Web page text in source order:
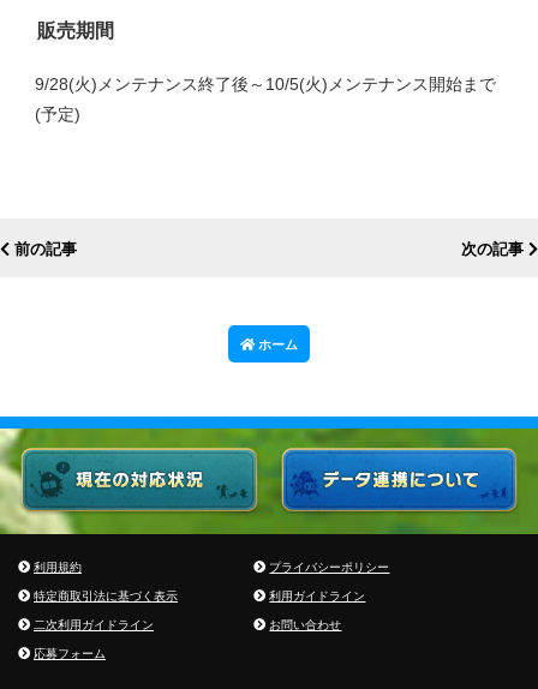
販売期間
9/28(火)メンテナンス終了後～10/5(火)メンテナンス開始まで
(予定)
前の記事 次の記事
ホーム
利用規約
プライバシーポリシー
特定商取引法に基づく表示
利用ガイドライン
二次利用ガイドライン
お問い合わせ
応募フォーム